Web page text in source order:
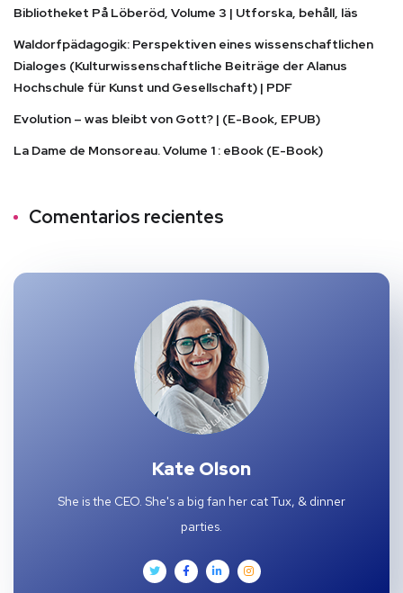
Bibliotheket På Löberöd, Volume 3 | Utforska, behåll, läs
Waldorfpädagogik: Perspektiven eines wissenschaftlichen
Dialoges (Kulturwissenschaftliche Beiträge der Alanus
Hochschule für Kunst und Gesellschaft) | PDF
Evolution – was bleibt von Gott? | (E-Book, EPUB)
La Dame de Monsoreau. Volume 1 : eBook (E-Book)
Comentarios recientes
Kate Olson
She is the CEO. She's a big fan her cat Tux, & dinner
parties.